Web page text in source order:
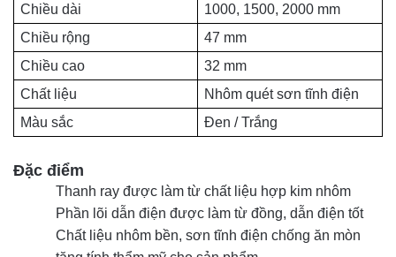
Chiều dài
1000, 1500, 2000 mm
Chiều rộng
47 mm
Chiều cao
32 mm
Chất liệu
Nhôm quét sơn tĩnh điện
Màu sắc
Đen / Trắng
Đặc điểm
Thanh ray được làm từ chất liệu hợp kim nhôm
Phần lõi dẫn điện được làm từ đồng, dẫn điện tốt
Chất liệu nhôm bền, sơn tĩnh điện chống ăn mòn